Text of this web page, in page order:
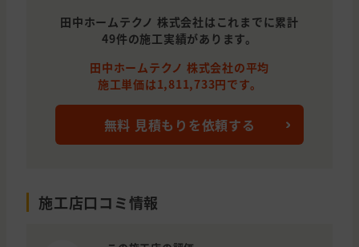
田中ホームテクノ 株式会社はこれまでに累計
49件の施工実績があります。
田中ホームテクノ 株式会社の平均
施工単価は1,811,733円です。
無料 見積もりを依頼する
施工店口コミ情報